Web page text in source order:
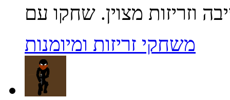
משחקי זריזות ומיומנות